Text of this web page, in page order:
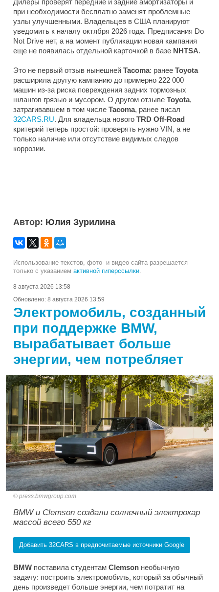
при необходимости бесплатно заменят проблемные
узлы улучшенными. Владельцев в США планируют
уведомить к началу октября 2026 года. Предписания Do
Not Drive нет, а на момент публикации новая кампания
еще не появилась отдельной карточкой в базе NHTSA.
Это не первый отзыв нынешней Tacoma: ранее Toyota
расширила другую кампанию до примерно 222 000
машин из-за риска повреждения задних тормозных
шлангов грязью и мусором. О другом отзыве Toyota,
затрагивавшем в том числе Tacoma, ранее писал
32CARS.RU. Для владельца нового TRD Off-Road
критерий теперь простой: проверять нужно VIN, а не
только наличие или отсутствие видимых следов
коррозии.
Автор: Юлия Зурилина
Использование текстов, фото- и видео сайта разрешается
только с указанием активной гиперссылки
8 августа 2026 13:58
Обновлено: 8 августа 2026 13:59
Электромобиль, созданный
при поддержке BMW,
вырабатывает больше
энергии, чем потребляет
press.bmwgroup.com
BMW и Clemson создали солнечный электрокар
массой всего 550 кг
Добавить 32CARS в предпочитаемые источники Google
BMW поставила студентам Clemson необычную
задачу: построить электромобиль, который за обычный
день произведет больше энергии, чем потратит на